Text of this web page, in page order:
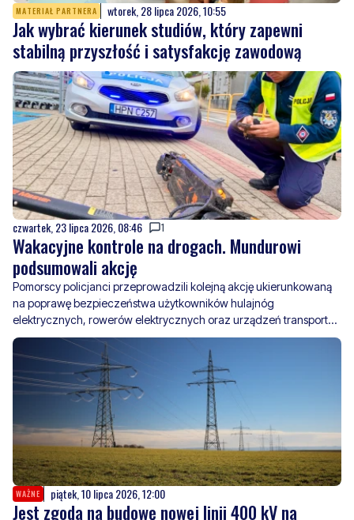
czwartek, 23 lipca 2026, 08:46 1
Wakacyjne kontrole na drogach. Mundurowi
podsumowali akcję
Pomorscy policjanci przeprowadzili kolejną akcję ukierunkowaną
na poprawę bezpieczeństwa użytkowników hulajnóg
elektrycznych, rowerów elektrycznych oraz urządzeń transportu
osobistego. Działania „E-mobilność” objęły teren całego
województwa i miały na celu
WAŻNE piątek, 10 lipca 2026, 12:00
Jest zgoda na budowę nowej linii 400 kV na
Pomorzu. Popłynie nią energia z morskich farm
wiatrowych
Pomorski Urząd Wojewódzki wydał decyzję o pozwoleniu na
budowę linii elektroenergetycznej 400 kV na odcinku Choczewo –